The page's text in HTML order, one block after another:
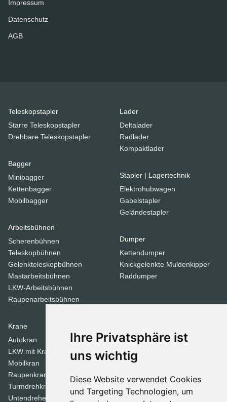
Ihre Privatsphäre ist
uns wichtig
Diese Website verwendet Cookies
und Targeting Technologien, um
Teleskopstapler
Starre Teleskopstapler
Drehbare Teleskopstapler
Bagger
Minibagger
Kettenbagger
Mobilbagger
Arbeitsbühnen
Scherenbühnen
Teleskopbühnen
Gelenkteleskopbühnen
Mastarbeitsbühnen
LKW-Arbeitsbühnen
Raupenarbeitsbühnen
Lader
Deltalader
Radlader
Kompaktlader
Stapler | Lagertechnik
Elektrohubwagen
Gabelstapler
Geländestapler
Dumper
Kettendumper
Knickgelenkte Muldenkipper
Raddumper
Krane
Autokran
LKW mit Kran
Mobilkran
Raupenkran
Turmdrehkrane
Untendreherkrane
Stampfer
Tandemwalzen
Walzen
Dozer
Impressum
Datenschutz
AGB